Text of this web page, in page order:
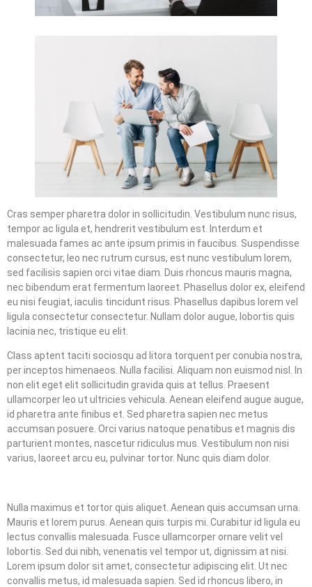
Cras semper pharetra dolor in sollicitudin. Vestibulum nunc risus,
tempor ac ligula et, hendrerit vestibulum est. Interdum et
malesuada fames ac ante ipsum primis in faucibus. Suspendisse
consectetur, leo nec rutrum cursus, est nunc vestibulum lorem,
sed facilisis sapien orci vitae diam. Duis rhoncus mauris magna,
nec bibendum erat fermentum laoreet. Phasellus dolor ex, eleifend
eu nisi feugiat, iaculis tincidunt risus. Phasellus dapibus lorem vel
ligula consectetur consectetur. Nullam dolor augue, lobortis quis
lacinia nec, tristique eu elit.
Class aptent taciti sociosqu ad litora torquent per conubia nostra,
per inceptos himenaeos. Nulla facilisi. Aliquam non euismod nisl. In
non elit eget elit sollicitudin gravida quis at tellus. Praesent
ullamcorper leo ut ultricies vehicula. Aenean eleifend augue augue,
id pharetra ante finibus et. Sed pharetra sapien nec metus
accumsan posuere. Orci varius natoque penatibus et magnis dis
parturient montes, nascetur ridiculus mus. Vestibulum non nisi
varius, laoreet arcu eu, pulvinar tortor. Nunc quis diam dolor.
Nulla maximus et tortor quis aliquet. Aenean quis accumsan urna.
Mauris et lorem purus. Aenean quis turpis mi. Curabitur id ligula eu
lectus convallis malesuada. Fusce ullamcorper ornare velit vel
lobortis. Sed dui nibh, venenatis vel tempor ut, dignissim at nisi.
Lorem ipsum dolor sit amet, consectetur adipiscing elit. Ut nec
convallis metus, id malesuada sapien. Sed id rhoncus libero, in